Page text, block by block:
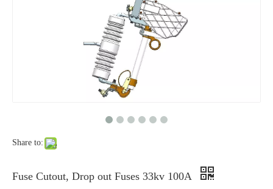
Share to:
Fuse Cutout, Drop out Fuses 33kv 100A